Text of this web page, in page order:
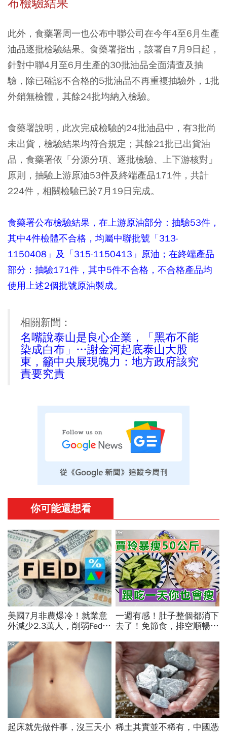
此外，食藥署周一也公布中聯公司在今年4至6月生產
油品逐批檢驗結果。食藥署指出，該署自7月9日起，
針對中聯4月至6月生產的30批油品全面清查及抽
驗，除已確認不合格的5批油品不再重複抽驗外，1批
外銷無檢體，其餘24批均納入檢驗。
食藥署說明，此次完成檢驗的24批油品中，有3批尚
未出貨，檢驗結果均符合規定；其餘21批已出貨油
品，食藥署依「分源分項、逐批檢驗、上下游核對」
原則，抽驗上游原油53件及終端產品171件，共計
224件，相關檢驗已於7月19日完成。
食藥署公布檢驗結果，在上游原油部分：抽驗53件，
其中4件檢體不合格，均屬中聯批號「313-
1150408」及「315-1150413」原油；在終端產品
部分：抽驗171件，其中5件不合格，不合格產品均
使用上述2個批號原油製成。
相關新聞：
名嘴說泰山是良心企業，「黑布不能
染成白布」…謝金河起底泰山大股
東，籲中央展現魄力：地方政府該究
責要究責